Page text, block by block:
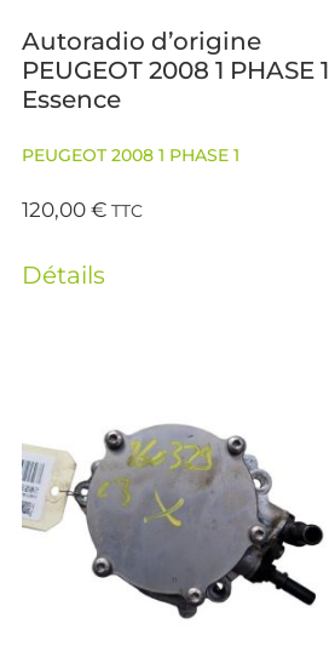
Autoradio d’origine
PEUGEOT 2008 1 PHASE 1
Essence
PEUGEOT 2008 1 PHASE 1
120,00€ TTC
Détails